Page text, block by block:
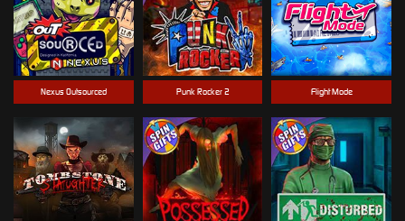
Punk Rocker 2
Nexus Outsourced Flight Mode